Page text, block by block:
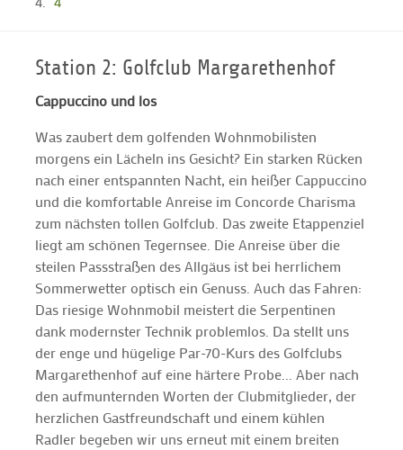
Station 2: Golfclub Margarethenhof
Cappuccino und los
Was zaubert dem golfenden Wohnmobilisten
morgens ein Lächeln ins Gesicht? Ein starken Rücken
nach einer entspannten Nacht, ein heißer Cappuccino
und die komfortable Anreise im Concorde Charisma
zum nächsten tollen Golfclub. Das zweite Etappenziel
liegt am schönen Tegernsee. Die Anreise über die
steilen Passstraßen des Allgäus ist bei herrlichem
Sommerwetter optisch ein Genuss. Auch das Fahren:
Das riesige Wohnmobil meistert die Serpentinen
dank modernster Technik problemlos. Da stellt uns
der enge und hügelige Par-70-Kurs des Golfclubs
Margarethenhof auf eine härtere Probe... Aber nach
den aufmunternden Worten der Clubmitglieder, der
herzlichen Gastfreundschaft und einem kühlen
Radler begeben wir uns erneut mit einem breiten